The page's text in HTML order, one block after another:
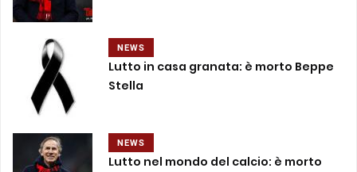
NEWS
Lutto in casa granata: è morto Beppe
Stella
NEWS
Lutto nel mondo del calcio: è morto